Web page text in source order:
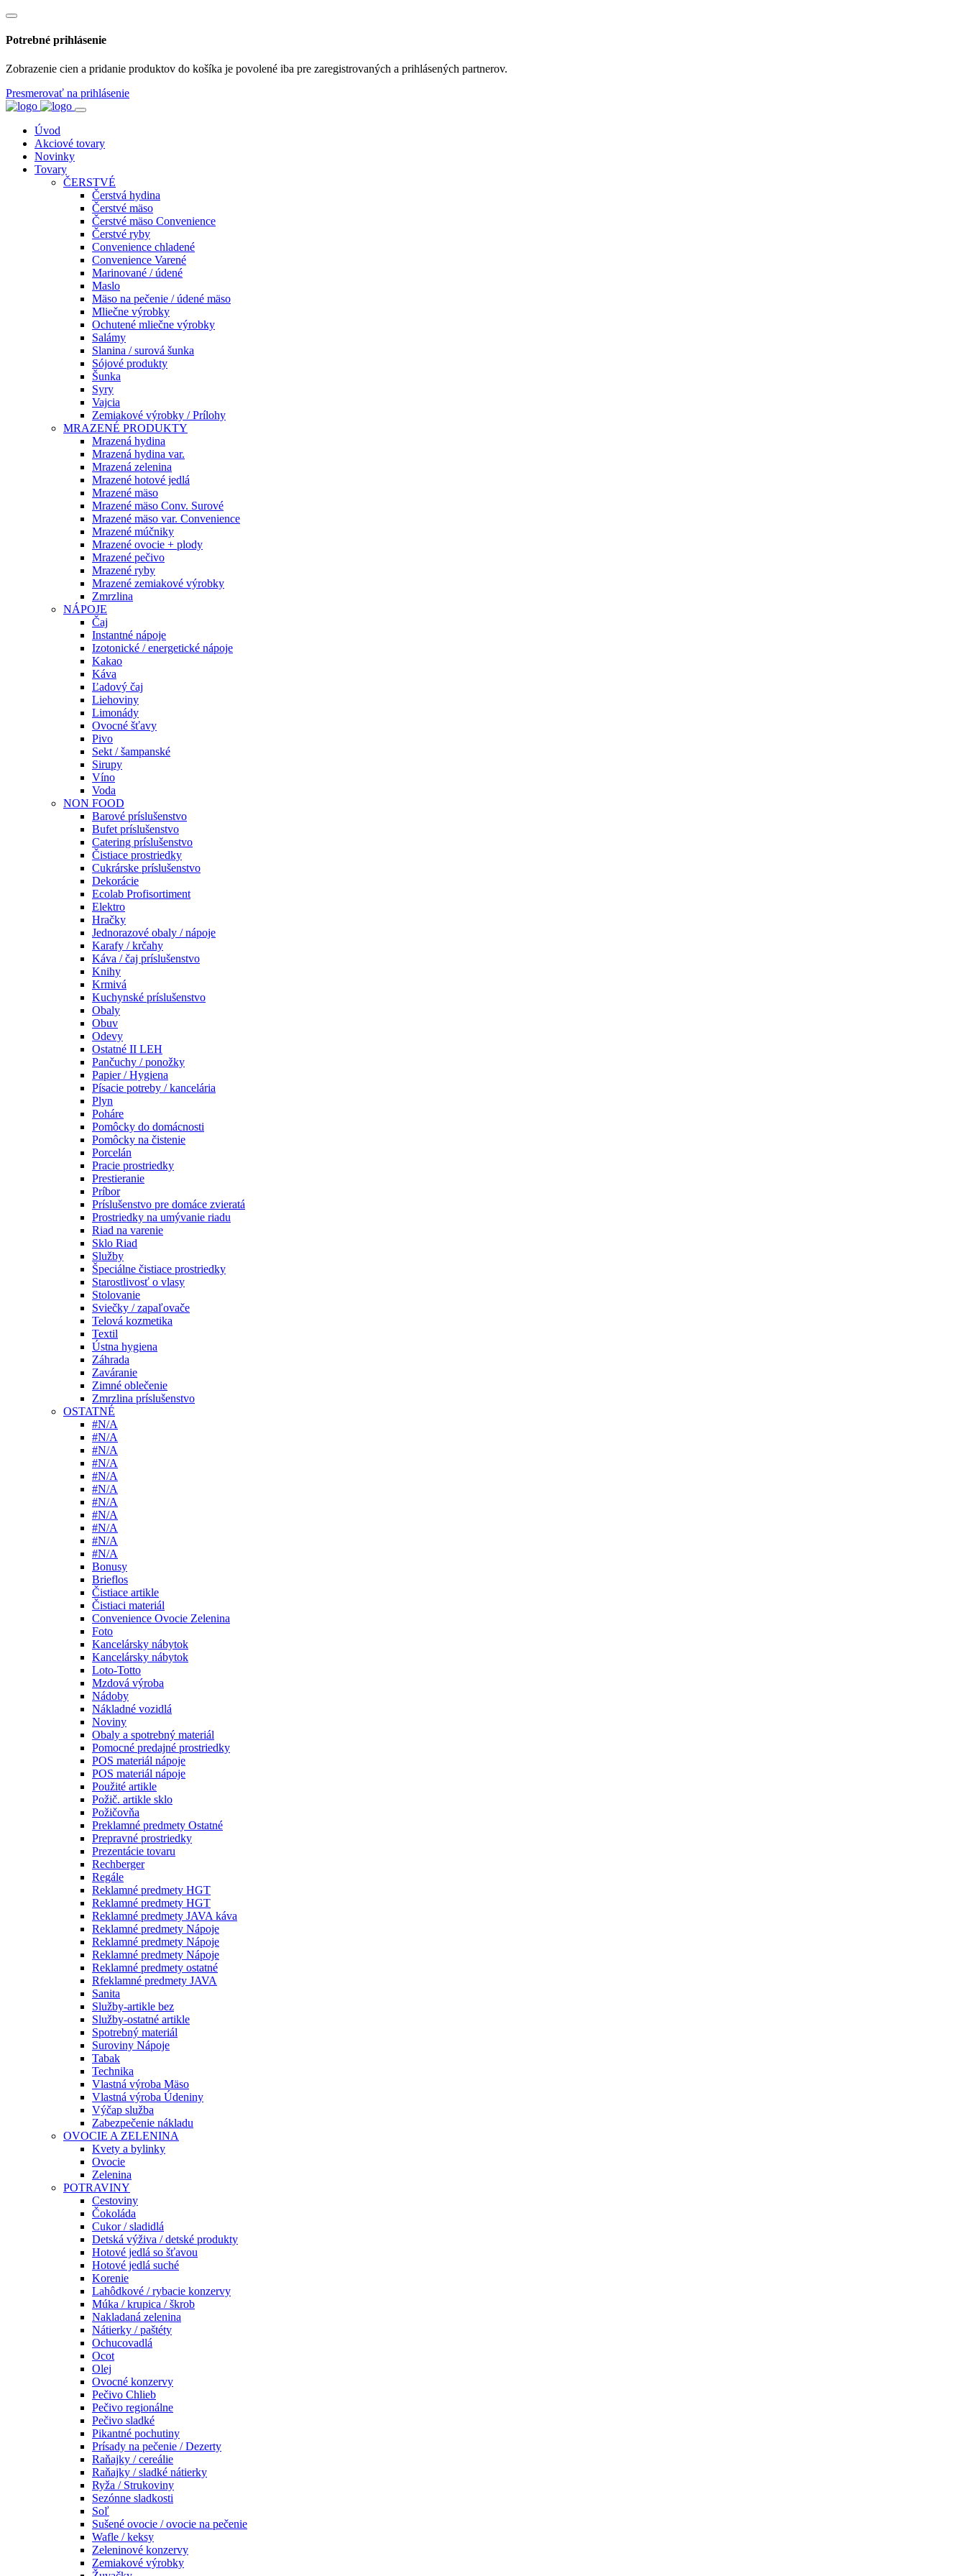
Potrebné prihlásenie
Zobrazenie cien a pridanie produktov do košíka je povolené iba pre zaregistrovaných a prihlásených partnerov.
Presmerovať na prihlásenie
Úvod
Akciové tovary
Novinky
Tovary
ČERSTVÉ
Čerstvá hydina
Čerstvé mäso
Čerstvé mäso Convenience
Čerstvé ryby
Convenience chladené
Convenience Varené
Marinované / údené
Maslo
Mäso na pečenie / údené mäso
Mliečne výrobky
Ochutené mliečne výrobky
Salámy
Slanina / surová šunka
Sójové produkty
Šunka
Syry
Vajcia
Zemiakové výrobky / Prílohy
MRAZENÉ PRODUKTY
Mrazená hydina
Mrazená hydina var.
Mrazená zelenina
Mrazené hotové jedlá
Mrazené mäso
Mrazené mäso Conv. Surové
Mrazené mäso var. Convenience
Mrazené múčniky
Mrazené ovocie + plody
Mrazené pečivo
Mrazené ryby
Mrazené zemiakové výrobky
Zmrzlina
NÁPOJE
Čaj
Instantné nápoje
Izotonické / energetické nápoje
Kakao
Káva
Ľadový čaj
Liehoviny
Limonády
Ovocné šťavy
Pivo
Sekt / šampanské
Sirupy
Víno
Voda
NON FOOD
Barové príslušenstvo
Bufet príslušenstvo
Catering príslušenstvo
Čistiace prostriedky
Cukrárske príslušenstvo
Dekorácie
Ecolab Profisortiment
Elektro
Hračky
Jednorazové obaly / nápoje
Karafy / krčahy
Káva / čaj príslušenstvo
Knihy
Krmivá
Kuchynské príslušenstvo
Obaly
Obuv
Odevy
Ostatné II LEH
Pančuchy / ponožky
Papier / Hygiena
Písacie potreby / kancelária
Plyn
Poháre
Pomôcky do domácnosti
Pomôcky na čistenie
Porcelán
Pracie prostriedky
Prestieranie
Príbor
Príslušenstvo pre domáce zvieratá
Prostriedky na umývanie riadu
Riad na varenie
Sklo Riad
Služby
Špeciálne čistiace prostriedky
Starostlivosť o vlasy
Stolovanie
Sviečky / zapaľovače
Telová kozmetika
Textil
Ústna hygiena
Záhrada
Zaváranie
Zimné oblečenie
Zmrzlina príslušenstvo
OSTATNÉ
#N/A
#N/A
#N/A
#N/A
#N/A
#N/A
#N/A
#N/A
#N/A
#N/A
#N/A
Bonusy
Brieflos
Čistiace artikle
Čistiaci materiál
Convenience Ovocie Zelenina
Foto
Kancelársky nábytok
Kancelársky nábytok
Loto-Totto
Mzdová výroba
Nádoby
Nákladné vozidlá
Noviny
Obaly a spotrebný materiál
Pomocné predajné prostriedky
POS materiál nápoje
POS materiál nápoje
Použité artikle
Požič. artikle sklo
Požičovňa
Preklamné predmety Ostatné
Prepravné prostriedky
Prezentácie tovaru
Rechberger
Regále
Reklamné predmety HGT
Reklamné predmety HGT
Reklamné predmety JAVA káva
Reklamné predmety Nápoje
Reklamné predmety Nápoje
Reklamné predmety Nápoje
Reklamné predmety ostatné
Rfeklamné predmety JAVA
Sanita
Služby-artikle bez
Služby-ostatné artikle
Spotrebný materiál
Suroviny Nápoje
Tabak
Technika
Vlastná výroba Mäso
Vlastná výroba Údeniny
Výčap služba
Zabezpečenie nákladu
OVOCIE A ZELENINA
Kvety a bylinky
Ovocie
Zelenina
POTRAVINY
Cestoviny
Čokoláda
Cukor / sladidlá
Detská výživa / detské produkty
Hotové jedlá so šťavou
Hotové jedlá suché
Korenie
Lahôdkové / rybacie konzervy
Múka / krupica / škrob
Nakladaná zelenina
Nátierky / paštéty
Ochucovadlá
Ocot
Olej
Ovocné konzervy
Pečivo Chlieb
Pečivo regionálne
Pečivo sladké
Pikantné pochutiny
Prísady na pečenie / Dezerty
Raňajky / cereálie
Raňajky / sladké nátierky
Ryža / Strukoviny
Sezónne sladkosti
Soľ
Sušené ovocie / ovocie na pečenie
Wafle / keksy
Zeleninové konzervy
Zemiakové výrobky